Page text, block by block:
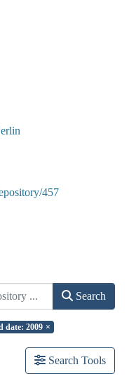
457
Search
date: 2009 ×
Search Tools